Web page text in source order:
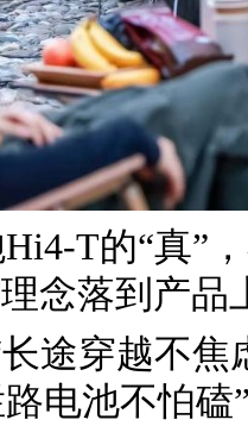
T的“真”
念落到产品
途穿越不
电池不怕